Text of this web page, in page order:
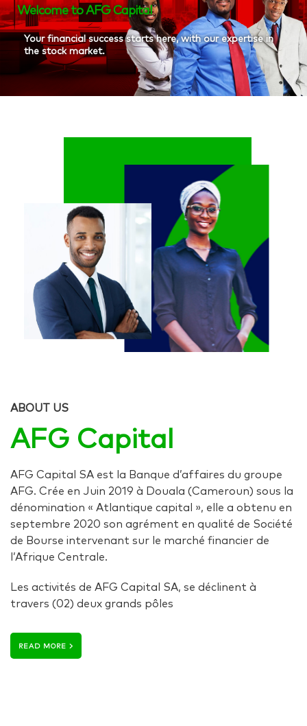
Welcome to AFG Capital
Your financial success starts here, with our expertise in
the stock market.
ABOUT US
AFG Capital
AFG Capital SA est la Banque d’affaires du groupe
AFG. Crée en Juin 2019 à Douala (Cameroun) sous la
dénomination « Atlantique capital », elle a obtenu en
septembre 2020 son agrément en qualité de Société
de Bourse intervenant sur le marché financier de
l’Afrique Centrale.
Les activités de AFG Capital SA, se déclinent à
travers (02) deux grands pôles
READ MORE